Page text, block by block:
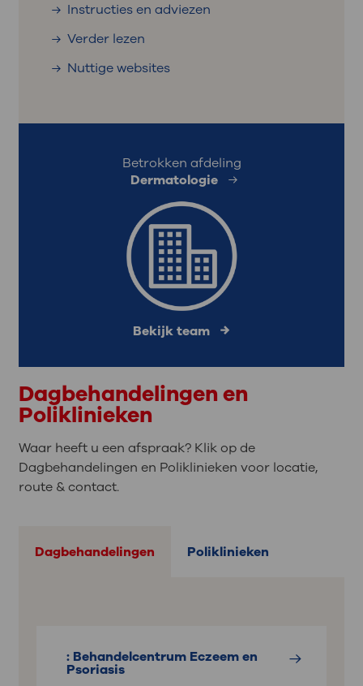
Instructies en adviezen
Verder lezen
Nuttige websites
Betrokken afdeling
Dermatologie
Bekijk team
Dagbehandelingen en
Poliklinieken
Waar heeft u een afspraak? Klik op de
Dagbehandelingen en Poliklinieken voor locatie,
route & contact.
Dagbehandelingen Poliklinieken
: Behandelcentrum Eczeem en
Psoriasis